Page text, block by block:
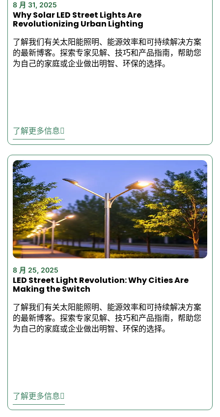
能照亮一个区域，还能改变
它。这些照明灯具有无与伦比
的亮度、耐用性和坚固耐用的
表面处理，因此是对户外空间
更安全、更高效的投资。
仓库外观
停车场
购物中心和贸易区
安装 LED 路灯的好处
能源效率- 节省大量电费
低维护- 需要几年的服务
灯光提高了安全性和可视
性。
了碳足迹。
质量认证- CE/通过 ROHS
认证
如果您想购买一款性能无与伦
8 月 31, 2025
Why Solar LED Street Lights Are
Revolutionizing Urban Lighting
了解我们有关太阳能照明、能源效率和可持续解决方案
的最新博客。探索专家见解、技巧和产品指南，帮助您
为自己的家庭或企业做出明智、环保的选择。
了解更多信息
8 月 25, 2025
LED Street Light Revolution: Why Cities Are
Making the Switch
了解我们有关太阳能照明、能源效率和可持续解决方案
的最新博客。探索专家见解、技巧和产品指南，帮助您
为自己的家庭或企业做出明智、环保的选择。
了解更多信息